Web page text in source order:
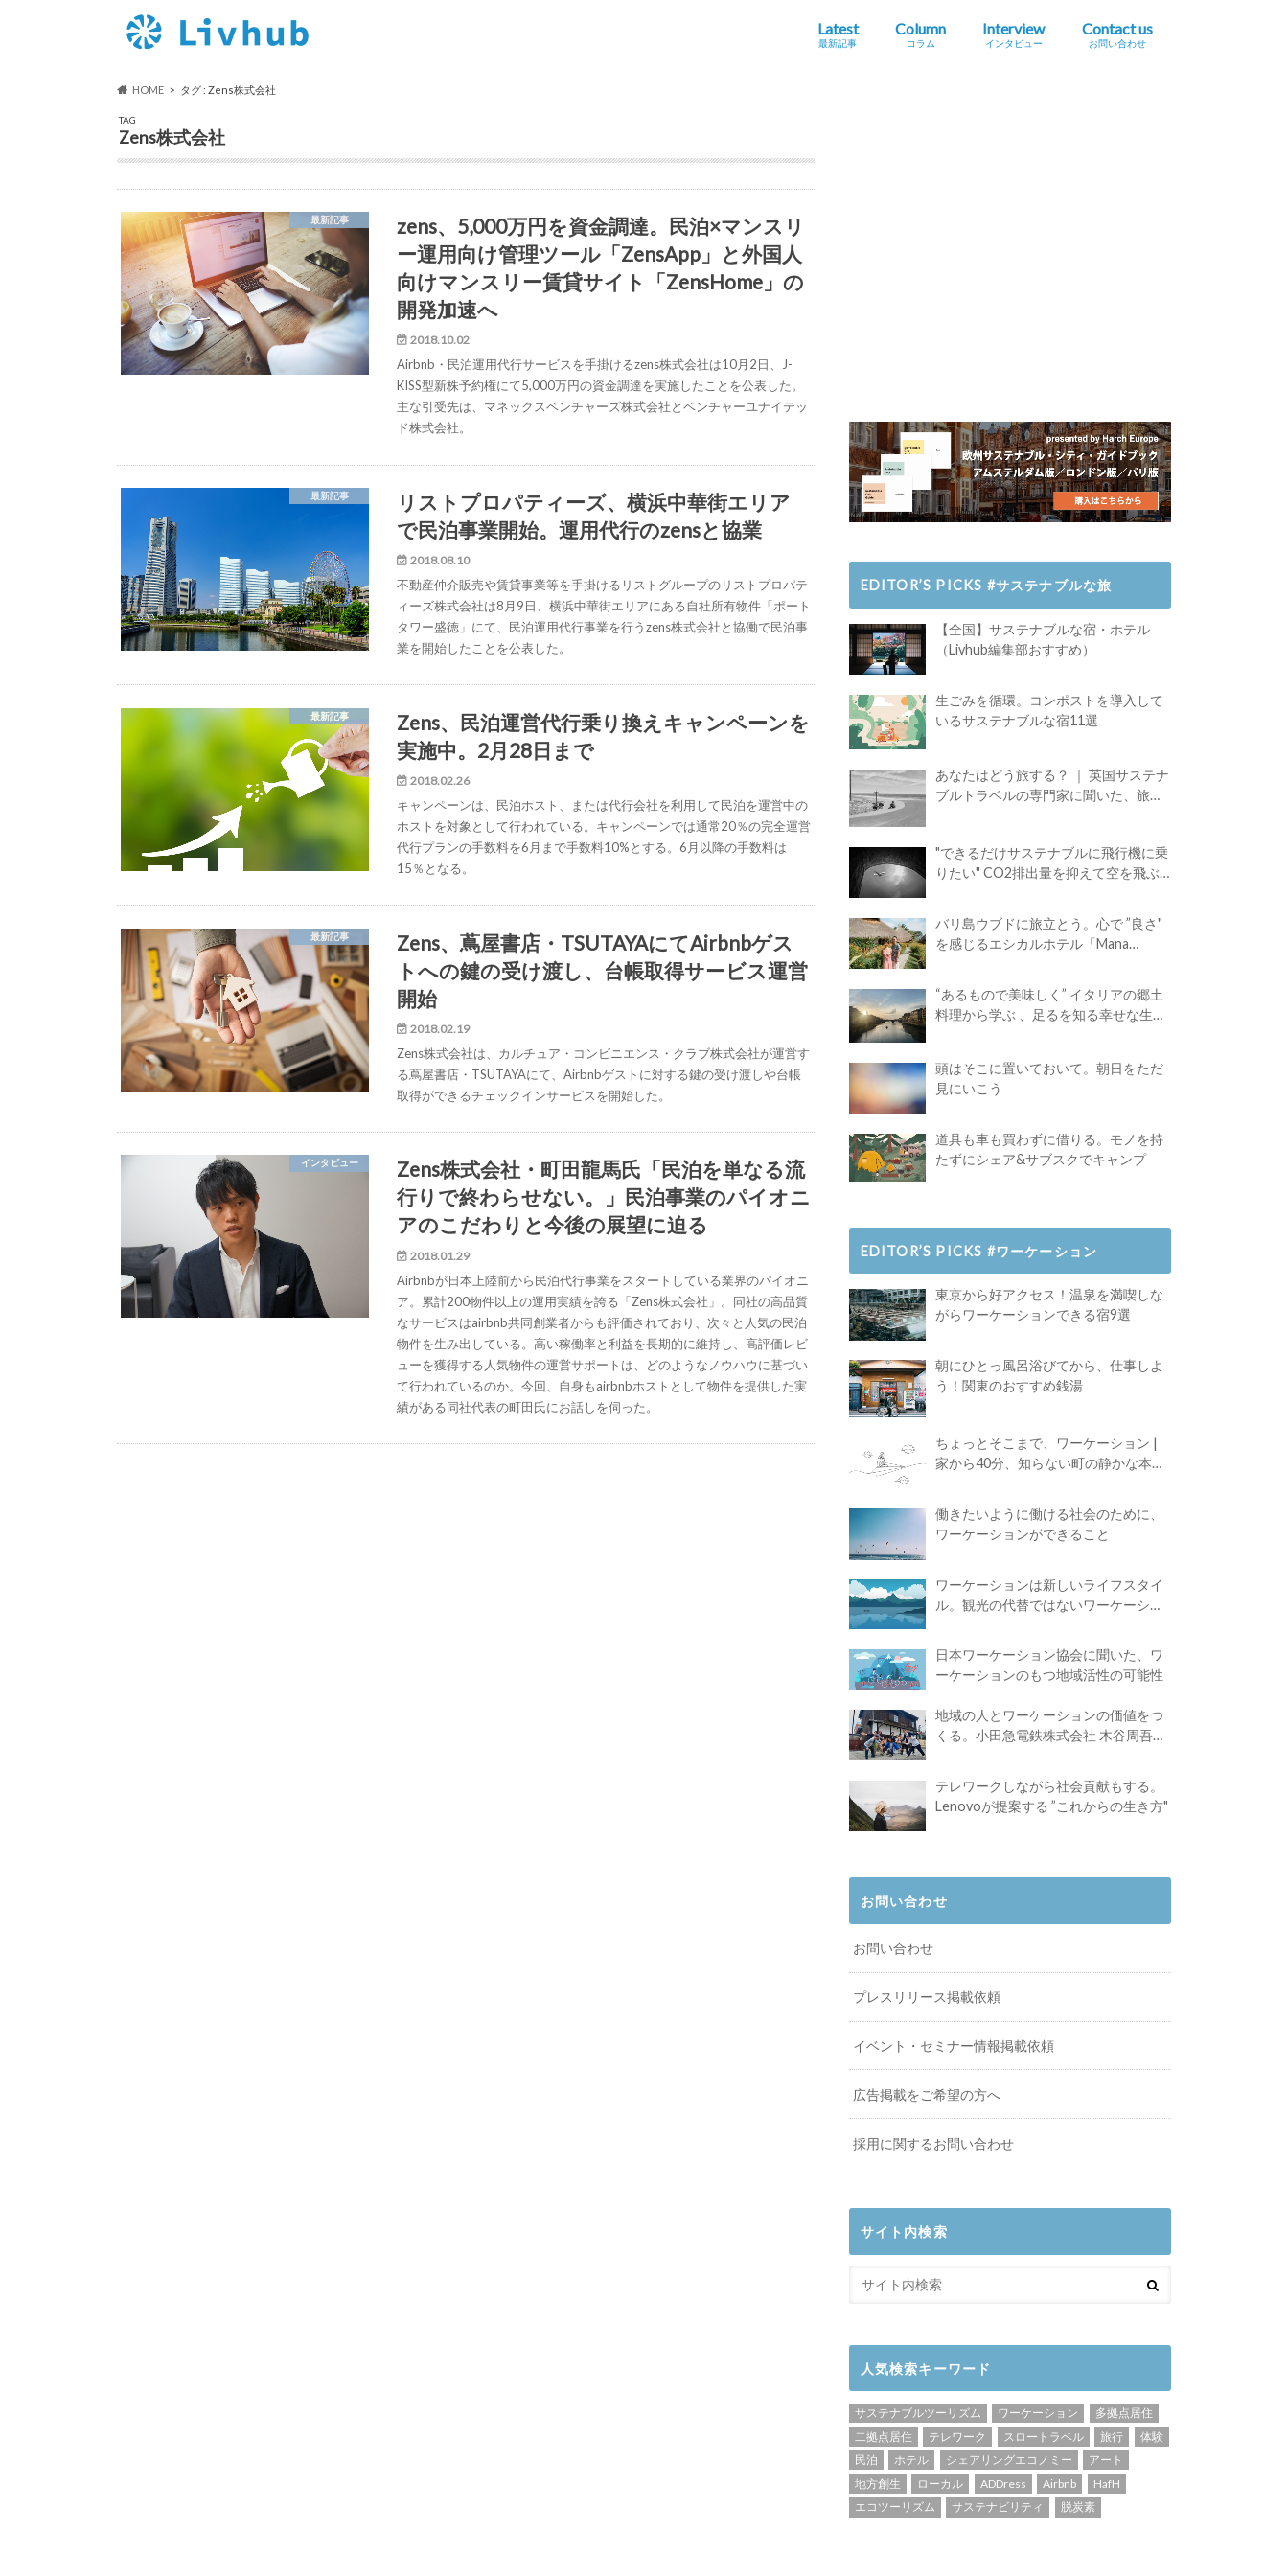
Latest
最新記事
Column
コラム
Interview
インタビュー
Contact us
お問い合わせ
HOME タグ : Zens株式会社
TAG
Zens株式会社
最新記事
zens、5,000万円を資金調達。民泊×マンスリ
ー運用向け管理ツール「ZensApp」と外国人
向けマンスリー賃貸サイト「ZensHome」の
開発加速へ
2018.10.02
Airbnb・民泊運用代行サービスを手掛けるzens株式会社は10月2日、J-
KISS型新株予約権にて5,000万円の資金調達を実施したことを公表した。
主な引受先は、マネックスベンチャーズ株式会社とベンチャーユナイテッ
ド株式会社。
最新記事
リストプロパティーズ、横浜中華街エリア
で民泊事業開始。運用代行のzensと協業
2018.08.10
不動産仲介販売や賃貸事業等を手掛けるリストグループのリストプロパテ
ィーズ株式会社は8月9日、横浜中華街エリアにある自社所有物件「ポート
タワー盛徳」にて、民泊運用代行事業を行うzens株式会社と協働で民泊事
業を開始したことを公表した。
最新記事
Zens、民泊運営代行乗り換えキャンペーンを
実施中。2月28日まで
2018.02.26
キャンペーンは、民泊ホスト、または代行会社を利用して民泊を運営中の
ホストを対象として行われている。キャンペーンでは通常20％の完全運営
代行プランの手数料を6月まで手数料10%とする。6月以降の手数料は
15％となる。
最新記事
Zens、蔦屋書店・TSUTAYAにてAirbnbゲス
トへの鍵の受け渡し、台帳取得サービス運営
開始
2018.02.19
Zens株式会社は、カルチュア・コンビニエンス・クラブ株式会社が運営す
る蔦屋書店・TSUTAYAにて、Airbnbゲストに対する鍵の受け渡しや台帳
取得ができるチェックインサービスを開始した。
インタビュー
Zens株式会社・町田龍馬氏「民泊を単なる流
行りで終わらせない。」民泊事業のパイオニ
アのこだわりと今後の展望に迫る
2018.01.29
Airbnbが日本上陸前から民泊代行事業をスタートしている業界のパイオニ
ア。累計200物件以上の運用実績を誇る「Zens株式会社」。同社の高品質
なサービスはairbnb共同創業者からも評価されており、次々と人気の民泊
物件を生み出している。高い稼働率と利益を長期的に維持し、高評価レビ
ューを獲得する人気物件の運営サポートは、どのようなノウハウに基づい
て行われているのか。今回、自身もairbnbホストとして物件を提供した実
績がある同社代表の町田氏にお話しを伺った。
EDITOR’S PICKS #サステナブルな旅
【全国】サステナブルな宿・ホテル
（Livhub編集部おすすめ）
生ごみを循環。コンポストを導入して
いるサステナブルな宿11選
あなたはどう旅する？ ｜ 英国サステナ
ブルトラベルの専門家に聞いた、旅の
"できるだけサステナブルに飛行機に乗
りたい" CO2排出量を抑えて空を飛ぶ
バリ島ウブドに旅立とう。心で ”良さ"
を感じるエシカルホテル「Mana
“あるもので美味しく” イタリアの郷土
料理から学ぶ 、足るを知る幸せな生き
頭はそこに置いておいて。朝日をただ
見にいこう
道具も車も買わずに借りる。モノを持
たずにシェア&サブスクでキャンプ
EDITOR’S PICKS #ワーケーション
東京から好アクセス！温泉を満喫しな
がらワーケーションできる宿9選
朝にひとっ風呂浴びてから、仕事しよ
う！関東のおすすめ銭湯
ちょっとそこまで、ワーケーション |
家から40分、知らない町の静かな本屋
働きたいように働ける社会のために、
ワーケーションができること
ワーケーションは新しいライフスタイ
ル。観光の代替ではないワーケーショ
日本ワーケーション協会に聞いた、ワ
ーケーションのもつ地域活性の可能性
地域の人とワーケーションの価値をつ
くる。小田急電鉄株式会社 木谷周吾さ
テレワークしながら社会貢献もする。
Lenovoが提案する ”これからの生き方"
お問い合わせ
お問い合わせ
プレスリリース掲載依頼
イベント・セミナー情報掲載依頼
広告掲載をご希望の方へ
採用に関するお問い合わせ
サイト内検索
人気検索キーワード
サステナブルツーリズム ワーケーション
多拠点居住
二拠点居住
テレワーク スロートラベル 旅行
体験
民泊
ホテル シェアリングエコノミー
アート
地方創生
ローカル ADDress Airbnb
HafH
エコツーリズム
サステナビリティ 脱炭素